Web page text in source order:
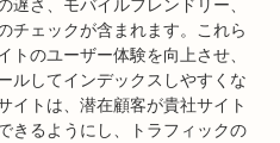
さ、モバイルフレンドリー、
チェックが含まれます。これら
のユーザー体験を向上させ、
ルしてインデックスしやすくな
イトは、潜在顧客が貴社サイト
きるようにし、トラフィックの